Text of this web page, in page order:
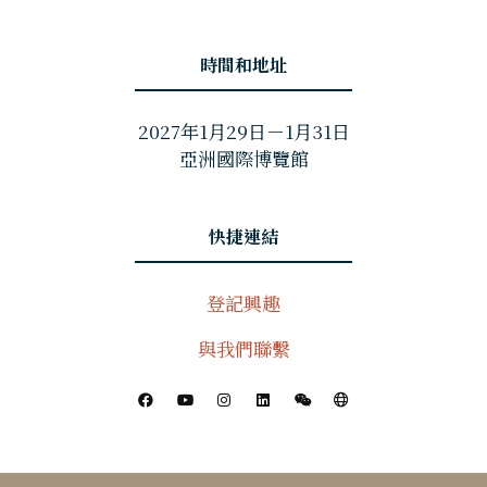
時間和地址
2027年1月29日－1月31日
亞洲國際博覽館
快捷連結
登記興趣
與我們聯繫